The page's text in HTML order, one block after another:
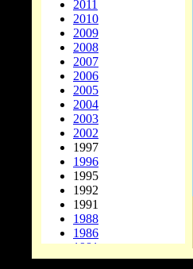
2011
2010
2009
2008
2007
2006
2005
2004
2003
2002
1997
1996
1995
1992
1991
1988
1986
1981
1978